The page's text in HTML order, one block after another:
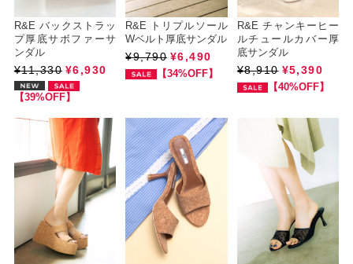
R&E バックストラッ
プ厚底サボファーサ
ンダル
¥11,330 ¥6,930
【39%OFF】
R&E トリプルソール
Wベルト厚底サンダル
¥9,790 ¥6,490
【34%OFF】
R&E チャンキーヒー
ルチュールカバー厚
底サンダル
¥8,910 ¥5,390
【40%OFF】